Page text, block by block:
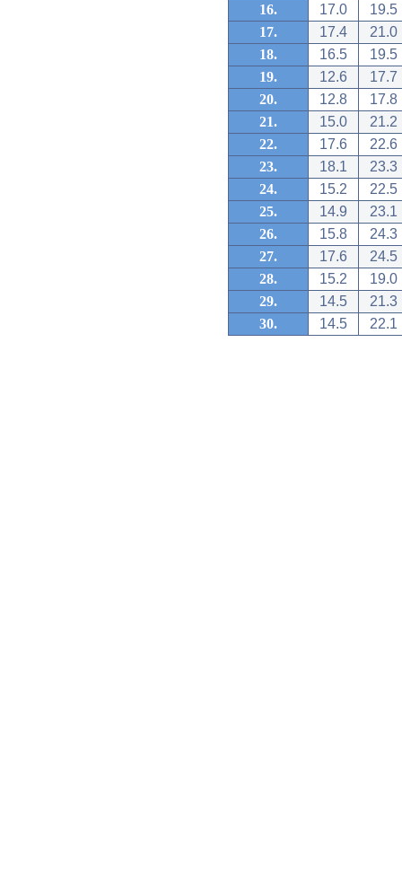
16.
17.0
19.5
17.
17.4
21.0
18.
16.5
19.5
19.
12.6
17.7
20.
12.8
17.8
21.
15.0
21.2
22.
17.6
22.6
23.
18.1
23.3
24.
15.2
22.5
25.
14.9
23.1
26.
15.8
24.3
27.
17.6
24.5
28.
15.2
19.0
29.
14.5
21.3
30.
14.5 22.1